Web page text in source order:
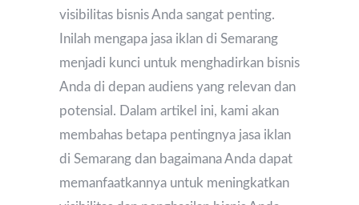
visibilitas bisnis Anda sangat penting.
Inilah mengapa jasa iklan di Semarang
menjadi kunci untuk menghadirkan bisnis
Anda di depan audiens yang relevan dan
potensial. Dalam artikel ini, kami akan
membahas betapa pentingnya jasa iklan
di Semarang dan bagaimana Anda dapat
memanfaatkannya untuk meningkatkan